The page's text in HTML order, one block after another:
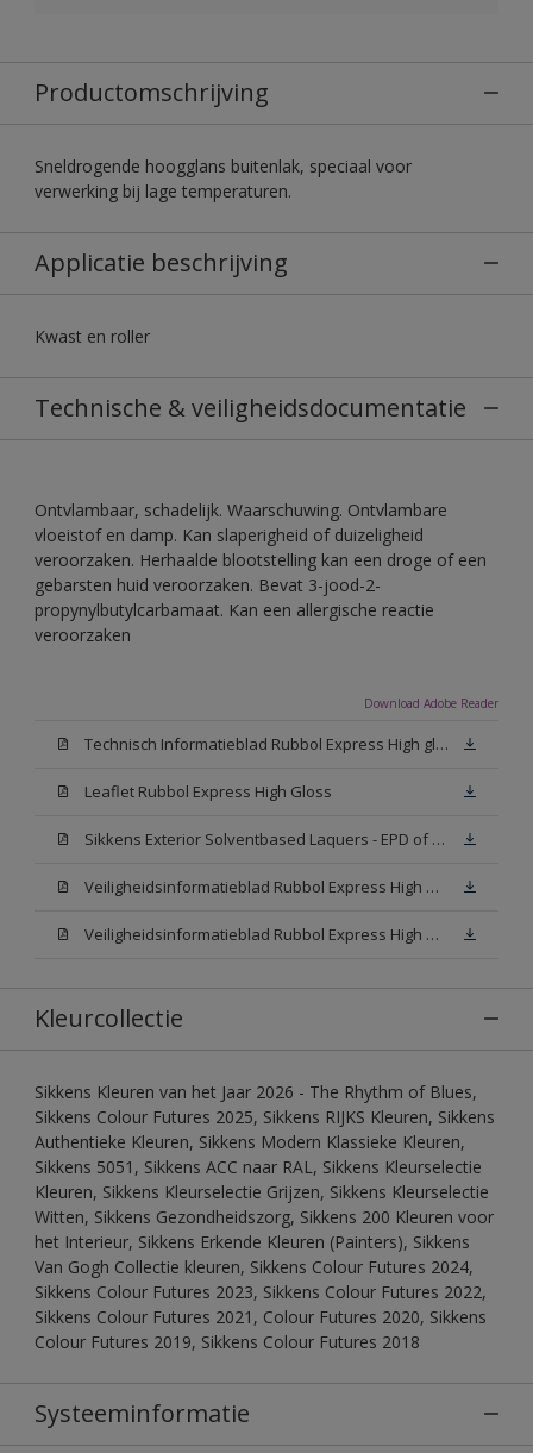
Productomschrijving
Sneldrogende hoogglans buitenlak, speciaal voor
verwerking bij lage temperaturen.
Applicatie beschrijving
Kwast en roller
Technische & veiligheidsdocumentatie
Ontvlambaar, schadelijk. Waarschuwing. Ontvlambare
vloeistof en damp. Kan slaperigheid of duizeligheid
veroorzaken. Herhaalde blootstelling kan een droge of een
gebarsten huid veroorzaken. Bevat 3-jood-2-
propynylbutylcarbamaat. Kan een allergische reactie
veroorzaken
Download Adobe Reader
Technisch Informatieblad Rubbol Express High gloss (New Livery) (PDF)
Leaflet Rubbol Express High Gloss
Sikkens Exterior Solventbased Laquers - EPD of Milieuproductverklaring
Veiligheidsinformatieblad Rubbol Express High Gloss W05 (MSDS)
Veiligheidsinformatieblad Rubbol Express High Gloss N00 (MSDS)
Kleurcollectie
Sikkens Kleuren van het Jaar 2026 - The Rhythm of Blues,
Sikkens Colour Futures 2025, Sikkens RIJKS Kleuren, Sikkens
Authentieke Kleuren, Sikkens Modern Klassieke Kleuren,
Sikkens 5051, Sikkens ACC naar RAL, Sikkens Kleurselectie
Kleuren, Sikkens Kleurselectie Grijzen, Sikkens Kleurselectie
Witten, Sikkens Gezondheidszorg, Sikkens 200 Kleuren voor
het Interieur, Sikkens Erkende Kleuren (Painters), Sikkens
Van Gogh Collectie kleuren, Sikkens Colour Futures 2024,
Sikkens Colour Futures 2023, Sikkens Colour Futures 2022,
Sikkens Colour Futures 2021, Colour Futures 2020, Sikkens
Colour Futures 2019, Sikkens Colour Futures 2018
Systeeminformatie